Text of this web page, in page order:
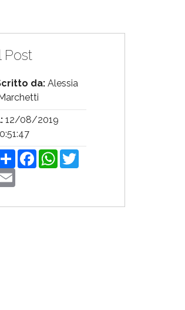
Post
da:Alessia
12/08/2019
ShareFacebookWhatsApp
Twitter
Email